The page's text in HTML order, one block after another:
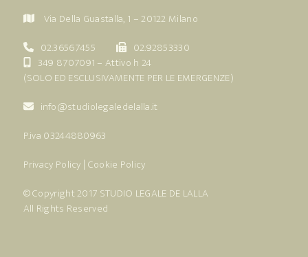
Via Della Guastalla, 1 – 20122 Milano
02.36567455
02.92853330
349 8707091 – Attivo h 24
(SOLO ED ESCLUSIVAMENTE PER LE EMERGENZE)
info@studiolegaledelalla.it
P.iva 03244880963
Privacy Policy | Cookie Policy
© Copyright 2017 STUDIO LEGALE DE LALLA
All Rights Reserved